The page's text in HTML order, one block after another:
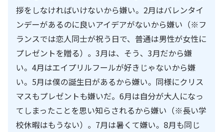
拶をしなければいけないから嫌い。 2月はバレンタイ
ンデーがあるのに良いアイデアがないから嫌い（※フ
ランスでは恋人同士が祝う日で、普通は男性が女性に
プレゼントを贈る）。 3月は、そう、 3月だから嫌
い。 4月はエイプリルフールが好きじゃないから嫌
い。 5月は僕の誕生日があるから嫌い。同様にクリス
マスもプレゼントも嫌いだ。 6月は自分が大人になっ
てしまったことを思い知らされるから嫌い（※長い学
校休暇はもうない）。 7月は暑くて嫌い。 8月も同じ